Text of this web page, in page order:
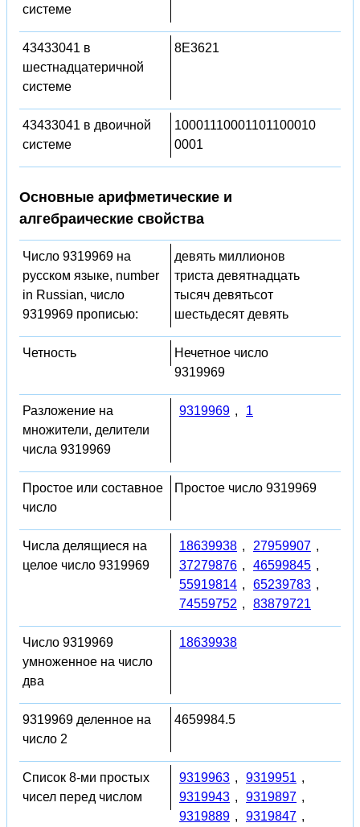
системе
43433041 в
шестнадцатеричной
системе
8E3621
43433041 в двоичной
системе
10001110001101100010
0001
Основные арифметические и
алгебраические свойства
Число 9319969 на
русском языке, number
in Russian, число
9319969 прописью:
девять миллионов
триста девятнадцать
тысяч девятьсот
шестьдесят девять
Четность
Нечетное число
9319969
Разложение на
множители, делители
числа 9319969
9319969 , 1
Простое или составное
число
Простое число 9319969
Числа делящиеся на
целое число 9319969
18639938 , 27959907 ,
37279876 , 46599845 ,
55919814 , 65239783 ,
74559752 , 83879721
Число 9319969
умноженное на число
два
18639938
9319969 деленное на
число 2
4659984.5
Список 8-ми простых
чисел перед числом
9319963 , 9319951 ,
9319943 , 9319897 ,
9319889 , 9319847 ,